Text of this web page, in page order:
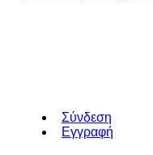
Σύνδεση
Εγγραφή